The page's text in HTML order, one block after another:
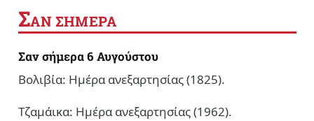
ΣΑΝ ΣΗΜΕΡΑ
Σαν σήμερα 6 Αυγούστου
Βολιβία: Ημέρα ανεξαρτησίας (1825).
Τζαμάικα: Ημέρα ανεξαρτησίας (1962).